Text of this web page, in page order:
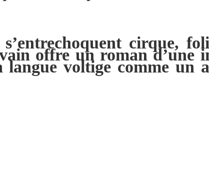
cirque,
offre un roman d’une
voltige comme un